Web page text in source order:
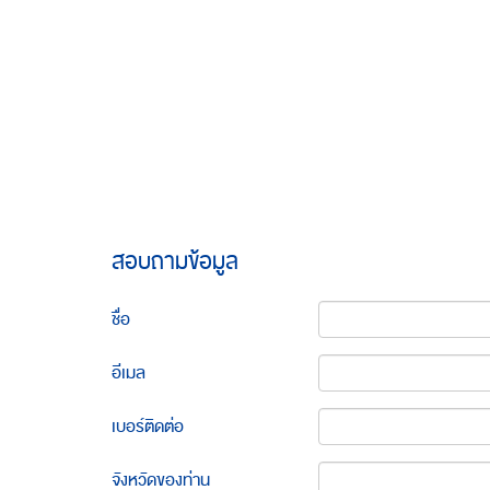
สอบถามข้อมูล
ชื่อ
อีเมล
เบอร์ติดต่อ
จังหวัดของท่าน